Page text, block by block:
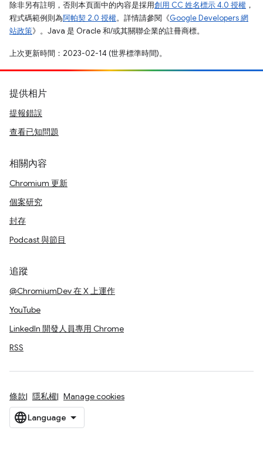
除非另有註明，否則本頁面中的內容是採用創用 CC 姓名標示 4.0 授權 ，
程式碼範例則為阿帕契 2.0 授權。詳情請參閱《Google Developers 網
站政策》。Java 是 Oracle 和/或其關聯企業的註冊商標。
上次更新時間：2023-02-14 (世界標準時間)。
提供相片
提報錯誤
查看已知問題
相關內容
Chromium 更新
個案研究
封存
Podcast 與節目
追蹤
@ChromiumDev 在 X 上運作
YouTube
LinkedIn 開發人員專用 Chrome
RSS
條款 隱私權 Manage cookies